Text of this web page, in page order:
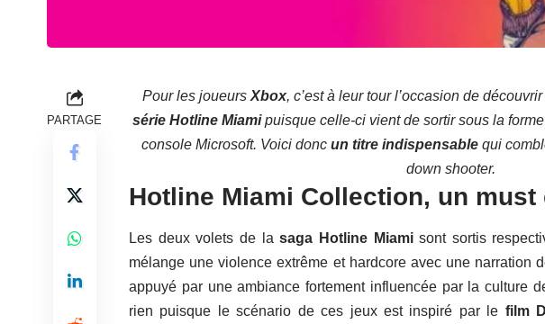
PARTAGE
Pour les joueursXbox, c’est à leur tour l’occasion de
série Hotline Miamipuisque celle-ci vient de sortir sous la
console Microsoft. Voici donc un titre indispensablequi
down shooter.
Hotline Miami Collection, un must
Les deux volets de lasaga Hotline Miamisont sortis
mélange une violence extrême et hardcore avec une narration
appuyé par une ambiance fortement influencée par la culture
rien puisque le scénario de ces jeux est inspiré par le film